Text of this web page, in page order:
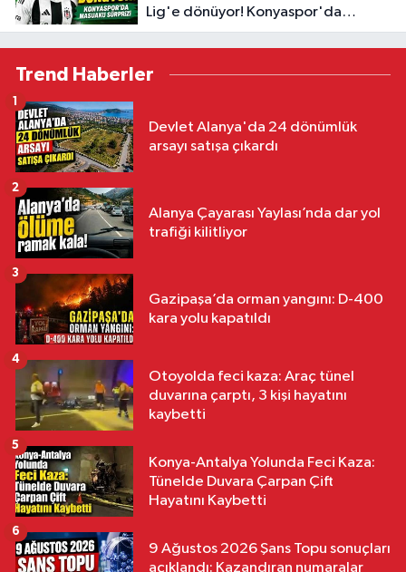
Lig'e dönüyor! Konyaspor'da
Masuaku sürprizi
Trend Haberler
Devlet Alanya'da 24 dönümlük
arsayı satışa çıkardı
1
Alanya Çayarası Yaylası’nda dar yol
trafiği kilitliyor
2
Gazipaşa’da orman yangını: D-400
kara yolu kapatıldı
3
Otoyolda feci kaza: Araç tünel
duvarına çarptı, 3 kişi hayatını
kaybetti
4
Konya-Antalya Yolunda Feci Kaza:
Tünelde Duvara Çarpan Çift
Hayatını Kaybetti
5
9 Ağustos 2026 Şans Topu sonuçları
açıklandı: Kazandıran numaralar
6